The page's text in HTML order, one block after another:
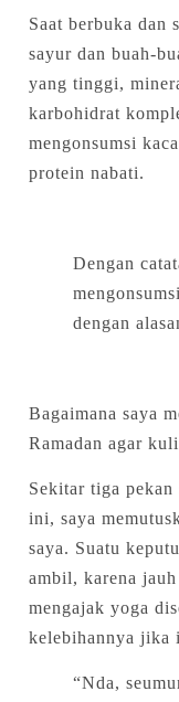
Saat berbuka dan
sayur dan buah-
yang tinggi,
karbohidrat
mengonsumsi
protein nabati.
Dengan
dengan
Bagaimana saya
Ramadan agar
Sekitar tiga pekan
ini, saya
saya. Suatu
ambil, karena jauh
mengajak yoga
kelebihannya jika
“Nda,